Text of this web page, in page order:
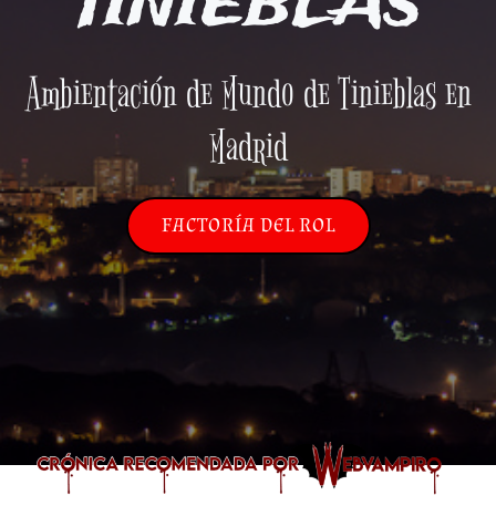
Ambientación de Mundo de Tinieblas en
Madrid
FACTORÍA DEL ROL